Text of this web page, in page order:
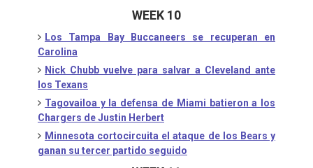
WEEK 10
Los Tampa Bay Buccaneers se recuperan en
Carolina
Nick Chubb vuelve para salvar a Cleveland ante
los Texans
Tagovailoa y la defensa de Miami batieron a los
Chargers de Justin Herbert
Minnesota cortocircuita el ataque de los Bears y
ganan su tercer partido seguido